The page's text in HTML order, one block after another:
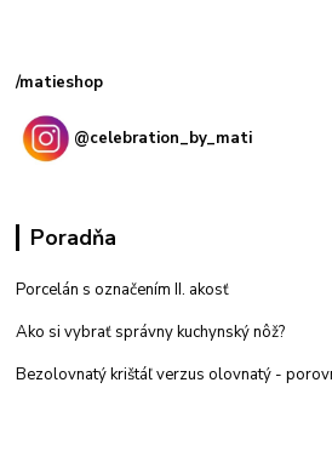
/matieshop
@celebration_by_mati
Poradňa
Porcelán s označením II. akosť
Ako si vybrať správny kuchynský nôž?
Bezolovnatý krištáľ verzus olovnatý -